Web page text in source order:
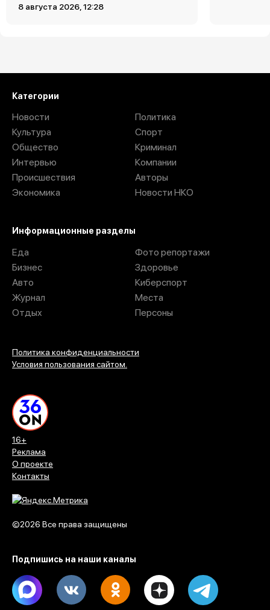
8 августа 2026, 12:28
16+
Реклама
О проекте
Контакты
©2026 Все права защищены
Категории
Новости
Культура
Общество
Интервью
Происшествия
Экономика
Политика
Спорт
Криминал
Компании
Авторы
Новости НКО
Информационные разделы
Еда
Бизнес
Авто
Журнал
Отдых
Фото репортажи
Здоровье
Киберспорт
Места
Персоны
Политика конфиденциальности
Условия пользования сайтом.
Подпишись на наши каналы
Max Dzen